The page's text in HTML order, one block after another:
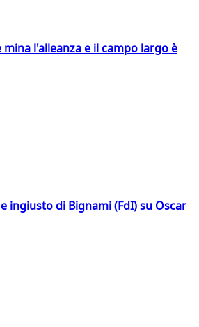
l'alleanza e il campo largo è
ingiusto di Bignami (FdI) su Oscar